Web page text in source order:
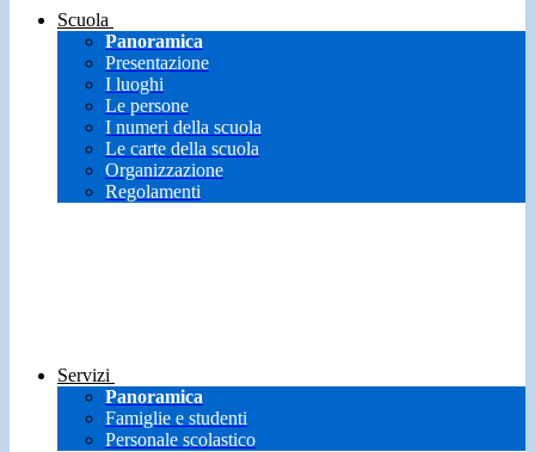
Scuola
Panoramica
Presentazione
I luoghi
Le persone
I numeri della scuola
Le carte della scuola
Organizzazione
Regolamenti
Servizi
Panoramica
Famiglie e studenti
Personale scolastico